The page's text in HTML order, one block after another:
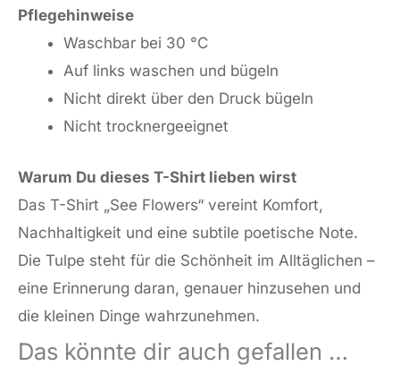
Pflegehinweise
Waschbar bei 30 °C
Auf links waschen und bügeln
Nicht direkt über den Druck bügeln
Nicht trocknergeeignet
Warum Du dieses T-Shirt lieben wirst
Das T-Shirt „See Flowers“ vereint Komfort,
Nachhaltigkeit und eine subtile poetische Note.
Die Tulpe steht für die Schönheit im Alltäglichen –
eine Erinnerung daran, genauer hinzusehen und
die kleinen Dinge wahrzunehmen.
Das könnte dir auch gefallen …